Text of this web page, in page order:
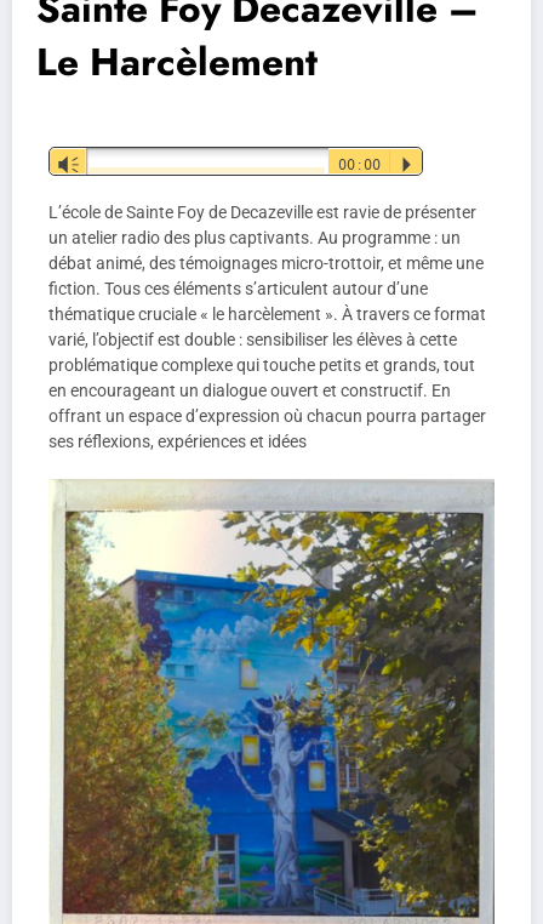
Le Harcèlement
Lecteur
audio
Vm 00:00 P
L’école de Sainte Foy de Decazeville est ravie de présenter
un atelier radio des plus captivants. Au programme : un
débat animé, des témoignages micro-trottoir, et même une
fiction. Tous ces éléments s’articulent autour d’une
thématique cruciale « le harcèlement ». À travers ce format
varié, l’objectif est double : sensibiliser les élèves à cette
problématique complexe qui touche petits et grands, tout
en encourageant un dialogue ouvert et constructif. En
offrant un espace d’expression où chacun pourra partager
ses réflexions, expériences et idées